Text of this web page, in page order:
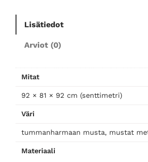
r
v
Lisätiedot
Arviot (0)
Mitat
92 × 81 × 92 cm (senttimetri)
Väri
tummanharmaan musta, mustat
Materiaali